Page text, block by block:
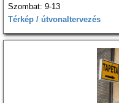
Szombat: 9-13
Térkép / útvonaltervezés